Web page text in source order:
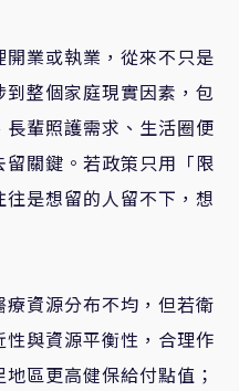
業或執業，從來不只是
到整個家庭現實因素，包
輩照護需求、生活圈便
關鍵。若政策只用「限
是想留的人留不下，想
療資源分布不均，但若衛
與資源平衡性，合理作
區更高健保給付點值；